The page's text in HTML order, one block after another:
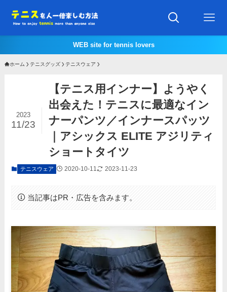
WEB site for tennis lovers
ホーム テニスグッズ テニスウェア
【テニス用インナー】ようやく
出会えた！テニスに最適なイン
ナーパンツ／インナースパッツ
｜アシックス ELITE アジリティ
ショートタイツ
2023
11/23
テニスウェア 2020-10-11 2023-11-23
当記事はPR・広告を含みます。